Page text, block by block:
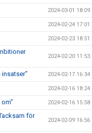
2024-03-01 18:09
2024-02-24 17:01
2024-02-23 18:51
2024-02-20 11:53
insatser" 2024-02-17 16:34
2024-02-16 18:24
2024-02-16 15:58
för
2024-02-09 16:56